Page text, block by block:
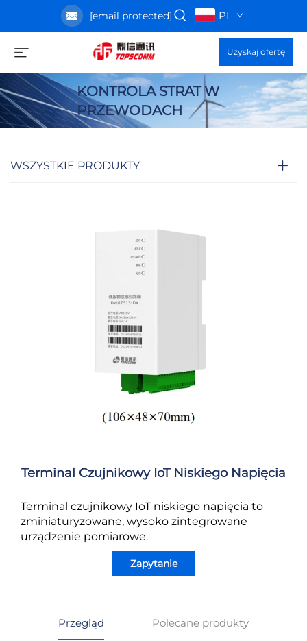
[email protected] PL
Uzyskaj ofertę
KONTROLA STRAT W
PRZEWODACH
WSZYSTKIE PRODUKTY
Terminal Czujnikowy IoT Niskiego Napięcia
Terminal czujnikowy IoT niskiego napięcia to
zminiaturyzowane, wysoko zintegrowane
urządzenie pomiarowe.
Zapytanie
Przegląd Polecane produkty